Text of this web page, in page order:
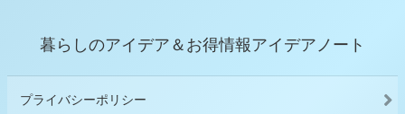
暮らしのアイデア＆お得情報アイデアノート
プライバシーポリシー